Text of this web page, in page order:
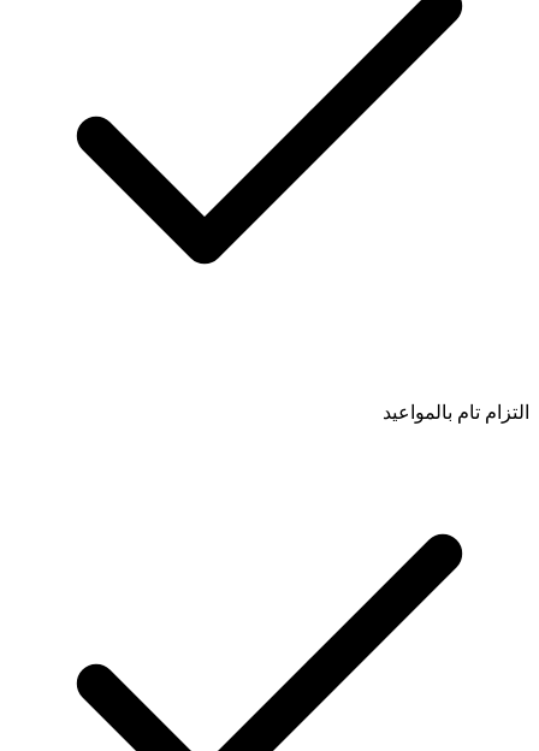
التزام تام بالمواعيد